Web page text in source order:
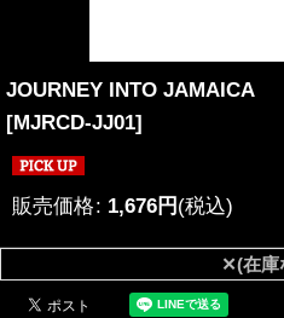
JOURNEY INTO JAMAICA
[MJRCD-JJ01]
販売価格: 1,676円(税込)
✕(在庫